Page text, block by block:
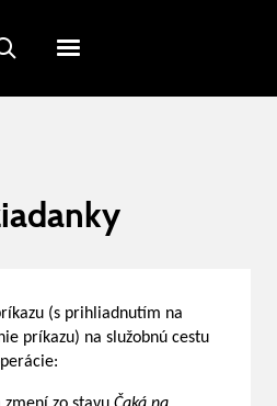
Humanet
(s prihliadnutím na
príkazu) na služobnú cestu